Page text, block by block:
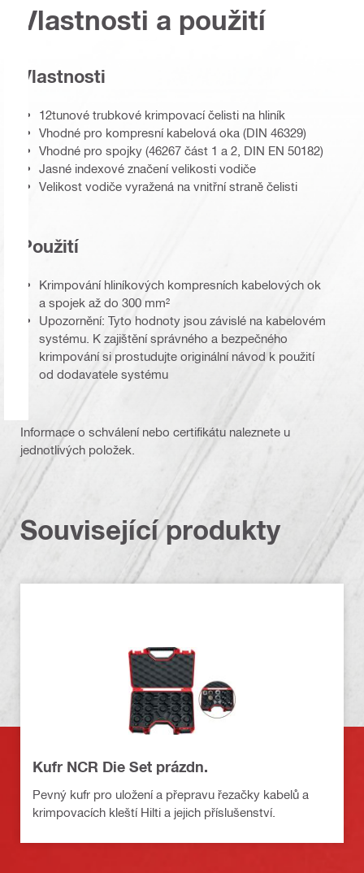
Vlastnosti a použití
Vlastnosti
12tunové trubkové krimpovací čelisti na hliník
Vhodné pro kompresní kabelová oka (DIN 46329)
Vhodné pro spojky (46267 část 1 a 2, DIN EN 50182)
Jasné indexové značení velikosti vodiče
Velikost vodiče vyražená na vnitřní straně čelisti
Použití
Krimpování hliníkových kompresních kabelových ok
a spojek až do 300 mm²
Upozornění: Tyto hodnoty jsou závislé na kabelovém
systému. K zajištění správného a bezpečného
krimpování si prostudujte originální návod k použití
od dodavatele systému
Informace o schválení nebo certifikátu naleznete u
jednotlivých položek.
Související produkty
Kufr NCR Die Set prázdn.
Pevný kufr pro uložení a přepravu řezačky kabelů a
krimpovacích kleští Hilti a jejich příslušenství.